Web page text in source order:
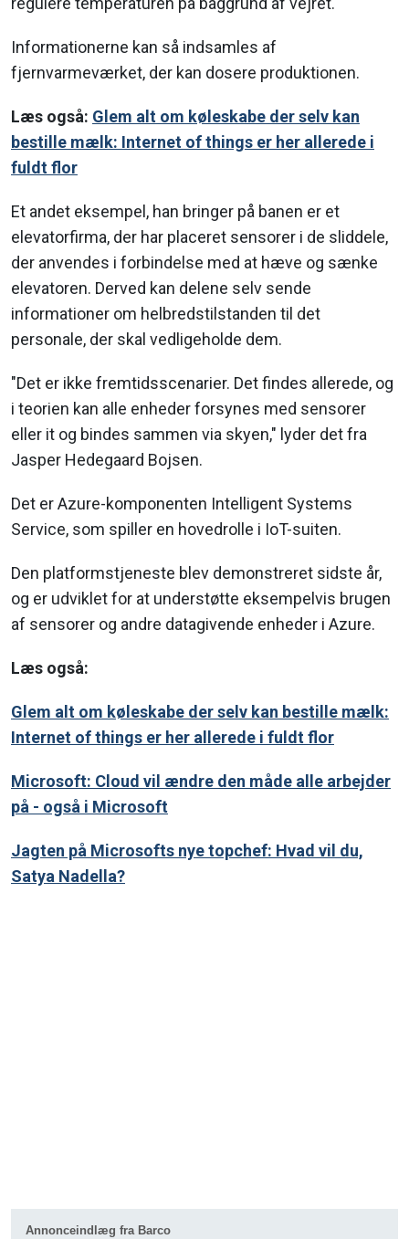
Informationerne kan så indsamles af
fjernvarmeværket, der kan dosere produktionen.
Læs også: Glem alt om køleskabe der selv kan
bestille mælk: Internet of things er her allerede i
fuldt flor
Et andet eksempel, han bringer på banen er et
elevatorfirma, der har placeret sensorer i de sliddele,
der anvendes i forbindelse med at hæve og sænke
elevatoren. Derved kan delene selv sende
informationer om helbredstilstanden til det
personale, der skal vedligeholde dem.
"Det er ikke fremtidsscenarier. Det findes allerede, og
i teorien kan alle enheder forsynes med sensorer
eller it og bindes sammen via skyen," lyder det fra
Jasper Hedegaard Bojsen.
Det er Azure-komponenten Intelligent Systems
Service, som spiller en hovedrolle i IoT-suiten.
Den platformstjeneste blev demonstreret sidste år,
og er udviklet for at understøtte eksempelvis brugen
af sensorer og andre datagivende enheder i Azure.
Læs også:
Glem alt om køleskabe der selv kan bestille mælk:
Internet of things er her allerede i fuldt flor
Microsoft: Cloud vil ændre den måde alle arbejder
på - også i Microsoft
Jagten på Microsofts nye topchef: Hvad vil du,
Satya Nadella?
Annonceindlæg fra Barco